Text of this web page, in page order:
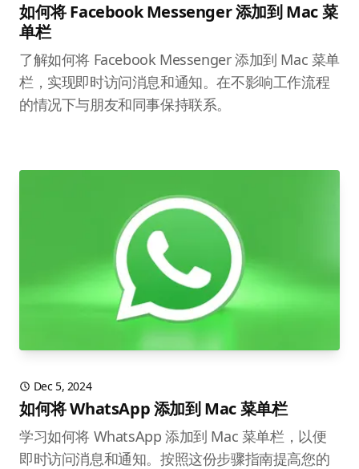
如何将 Facebook Messenger 添加到 Mac 菜
单栏
了解如何将 Facebook Messenger 添加到 Mac 菜单
栏，实现即时访问消息和通知。在不影响工作流程
的情况下与朋友和同事保持联系。
Dec 5, 2024
如何将 WhatsApp 添加到 Mac 菜单栏
学习如何将 WhatsApp 添加到 Mac 菜单栏，以便
即时访问消息和通知。按照这份步骤指南提高您的